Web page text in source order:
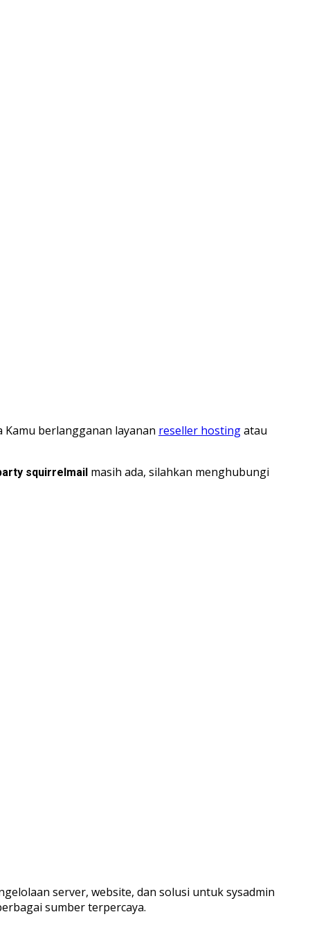
berlangganan layanan reseller hostingatau
squirrelmail masih ada, silahkan menghubungi
server, website, dan solusi untuk sysadmin
sumber terpercaya.